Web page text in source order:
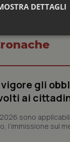
gli
ai
sono
sul
DETTAGLI
Necessari
necessari